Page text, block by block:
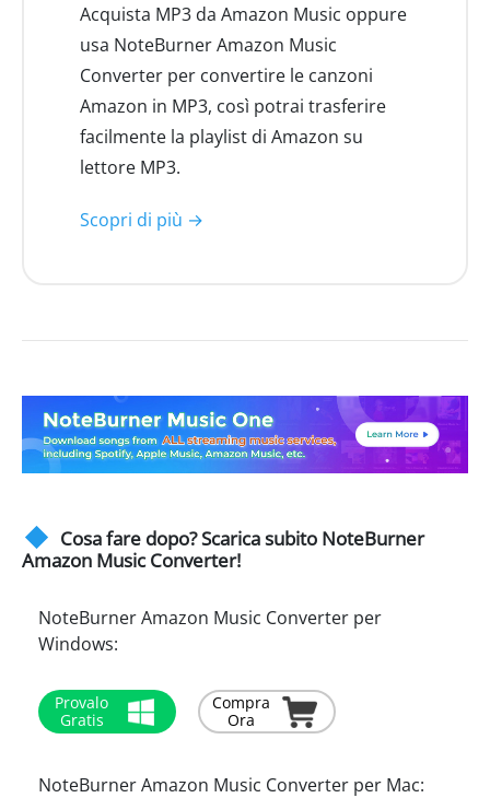
Acquista MP3 da Amazon Music oppure
usa NoteBurner Amazon Music
Converter per convertire le canzoni
Amazon in MP3, così potrai trasferire
facilmente la playlist di Amazon su
lettore MP3.
Scopri di più →
Cosa fare dopo? Scarica subito NoteBurner
Amazon Music Converter!
NoteBurner Amazon Music Converter per
Windows:
Provalo
Gratis
Compra
Ora
NoteBurner Amazon Music Converter per Mac: